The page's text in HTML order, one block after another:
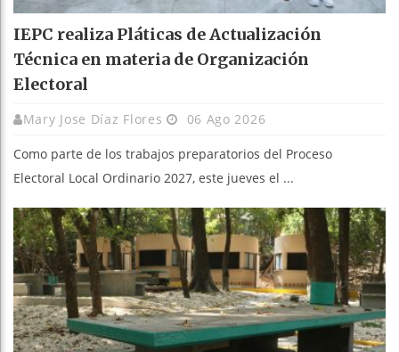
IEPC realiza Pláticas de Actualización
Técnica en materia de Organización
Electoral
Mary Jose Díaz Flores 06 Ago 2026
Como parte de los trabajos preparatorios del Proceso
Electoral Local Ordinario 2027, este jueves el ...